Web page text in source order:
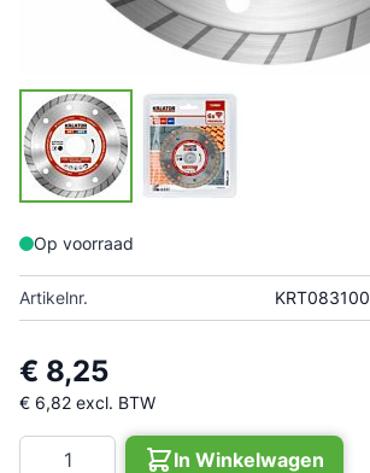
Op voorraad
Artikelnr. KRT083100
€ 8,25
€ 6,82 excl. BTW
Aantal
In Winkelwagen